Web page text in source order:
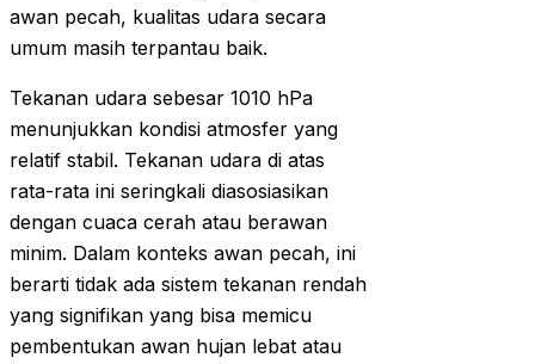
awan pecah, kualitas udara secara
umum masih terpantau baik.
Tekanan udara sebesar 1010 hPa
menunjukkan kondisi atmosfer yang
relatif stabil. Tekanan udara di atas
rata-rata ini seringkali diasosiasikan
dengan cuaca cerah atau berawan
minim. Dalam konteks awan pecah, ini
berarti tidak ada sistem tekanan rendah
yang signifikan yang bisa memicu
pembentukan awan hujan lebat atau